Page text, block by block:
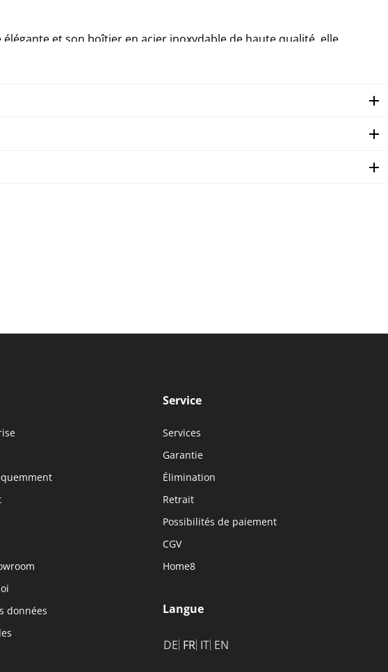
élégante et son boîtier en acier inoxydable de haute qualité, elle
La fonction d'arrêt automatique de Strix Control comprend la
données
Service
Services
Garantie
Élimination
Retrait
Possibilités de paiement
CGV
Home8
Langue
DE FR IT EN